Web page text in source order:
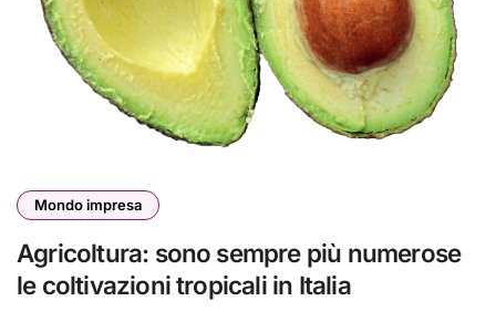
Mondo impresa
Agricoltura: sono sempre più numerose
le coltivazioni tropicali in Italia